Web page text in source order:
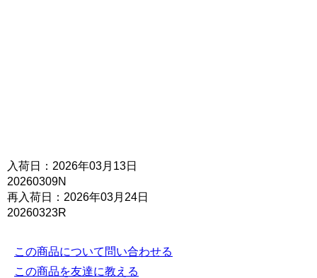
入荷日：2026年03月13日
20260309N
再入荷日：2026年03月24日
20260323R
この商品について問い合わせる
この商品を友達に教える